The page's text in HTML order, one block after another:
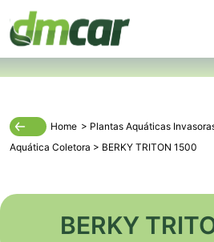
Home > Plantas Aquáticas
Aquática Coletora > BERKY TRITON 1500
BERKY